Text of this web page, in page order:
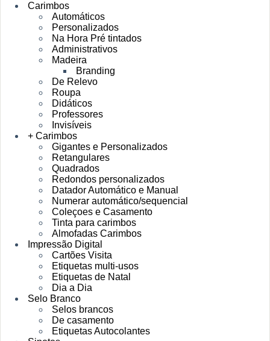
Carimbos
Automáticos
Personalizados
Na Hora Pré tintados
Administrativos
Madeira
Branding
De Relevo
Roupa
Didáticos
Professores
Invisíveis
+ Carimbos
Gigantes e Personalizados
Retangulares
Quadrados
Redondos personalizados
Datador Automático e Manual
Numerar automático/sequencial
Coleçoes e Casamento
Tinta para carimbos
Almofadas Carimbos
Impressão Digital
Cartões Visita
Etiquetas multi-usos
Etiquetas de Natal
Dia a Dia
Selo Branco
Selos brancos
De casamento
Etiquetas Autocolantes